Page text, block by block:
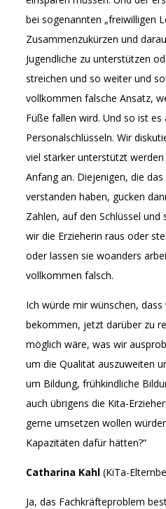
bei sogenannten „freiwilligen
Zusammenzukürzen und
Jugendliche zu unterstützen
streichen und so weiter und
vollkommen falsche Ansatz,
Füße fallen wird. Und so ist es
Personalschlüsseln. Wir
viel stärker unterstützt
Anfang an. Diejenigen, die
verstanden haben, gucken
Zahlen, auf den Schlüssel und
wir die Erzieherin raus oder
oder lassen sie woanders
vollkommen falsch.
Ich würde mir wünschen,
bekommen, jetzt darüber zu
möglich wäre, was wir
um die Qualität auszuweiten
um Bildung, frühkindliche
auch übrigens die Kita-
gerne umsetzen wollen
Kapazitäten dafür hätten?“
Catharina Kahl (KiTa-
Ja, das Fachkräfteproblem